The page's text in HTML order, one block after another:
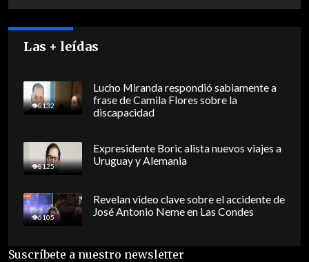
Las + leídas
8132
Lucho Miranda respondió sabiamente a
frase de Camila Flores sobre la
discapacidad
8125
Expresidente Boric alista nuevos viajes a
Uruguay y Alemania
6105
Revelan video clave sobre el accidente de
José Antonio Neme en Las Condes
Suscríbete a nuestro newsletter